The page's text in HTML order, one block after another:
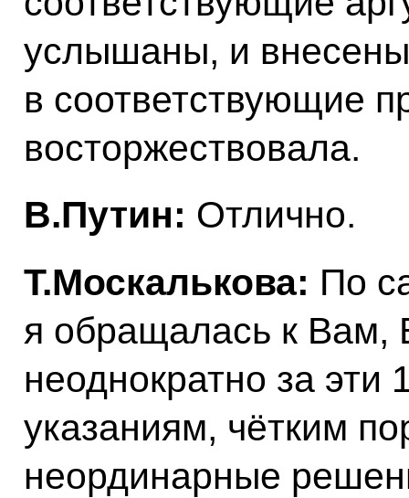
услышаны, и
в соответствующие
восторжествовала.
В.Путин: Отлично.
Т.Москалькова: По
я обращалась к Вам,
неоднократно за эти
указаниям, чётким
неординарные